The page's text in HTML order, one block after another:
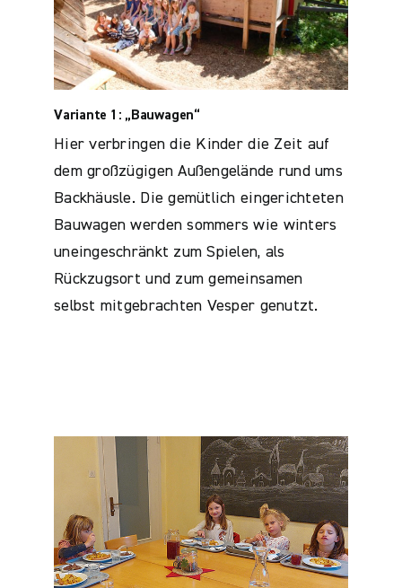
Variante 1: „Bauwagen“
Hier verbringen die Kinder die Zeit auf
dem großzügigen Außengelände rund ums
Backhäusle. Die gemütlich eingerichteten
Bauwagen werden sommers wie winters
uneingeschränkt zum Spielen, als
Rückzugsort und zum gemeinsamen
selbst mitgebrachten Vesper genutzt.